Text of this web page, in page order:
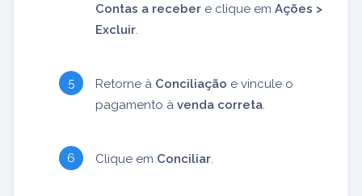
Contas a receber e clique em Ações >
Excluir
Retorne à Conciliação e vincule o
pagamento à venda correta
Clique em Conciliar